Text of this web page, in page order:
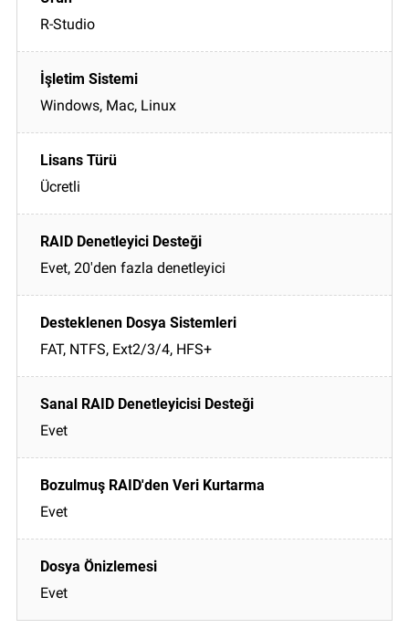
R-Studio
Windows, Mac, Linux
Ücretli
Evet, 20'den fazla denetleyici
FAT, NTFS, Ext2/3/4, HFS+
Evet
Evet
Evet